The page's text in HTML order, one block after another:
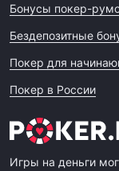
Бонусы покер-
Бездепозитные
Покер для
Покер в России
Игры на деньги